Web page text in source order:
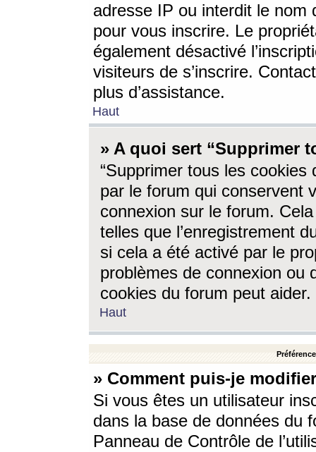
adresse IP ou interdit le nom
pour vous inscrire. Le
également désactivé
visiteurs de s’inscrire.
plus d’assistance.
Haut
» A quoi sert “Supprimer
“Supprimer tous les cookies
par le forum qui conservent
connexion sur le forum.
telles que l’enregistrement
si cela a été activé par le
problèmes de connexion ou
cookies du forum peut aider.
Haut
» Comment puis-je
Si vous êtes un utilisateur
dans la base de données du
Panneau de Contrôle de